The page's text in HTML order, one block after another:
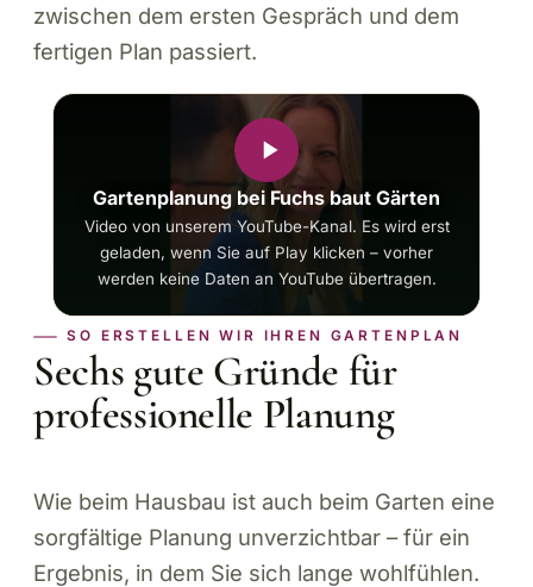
zwischen dem ersten Gespräch und dem
fertigen Plan passiert.
Gartenplanung bei Fuchs baut Gärten
Video von unserem YouTube-Kanal. Es wird erst
geladen, wenn Sie auf Play klicken – vorher
werden keine Daten an YouTube übertragen.
SO ERSTELLEN WIR IHREN GARTENPLAN
Sechs gute Gründe für
professionelle Planung
Wie beim Hausbau ist auch beim Garten eine
sorgfältige Planung unverzichtbar – für ein
Ergebnis, in dem Sie sich lange wohlfühlen.